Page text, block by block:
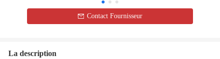
Contact Fournisseur
La description